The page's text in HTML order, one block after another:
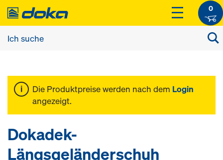
0
Die Produktpreise werden nach dem Login
angezeigt.
Dokadek-
Längsgeländerschuh